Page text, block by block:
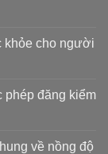
khỏe cho người
phép đăng kiểm
về nồng độ